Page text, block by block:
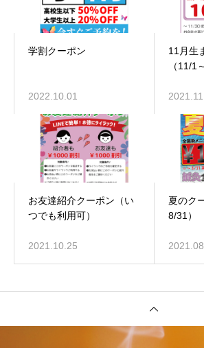
学割クーポン
2022.10.01
11月生
（11/1
お友達紹介クーポン（い
つでも利用可）
2021.10.25
夏のク
8/31）